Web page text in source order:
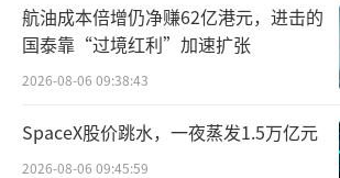
畜牧产品方面，在生产端
产值达到了109.26亿元，位居
占全市农业生产总值的36.6%
实现了牧场的管理，养殖效率
很大的提升。
航油成本倍增仍净赚62亿港元，进击的
国泰靠“过境红利”加速扩张
2026-08-06 09:38:43
SpaceX股价跳水，一夜蒸发1.5万亿元
2026-08-06 09:45:59